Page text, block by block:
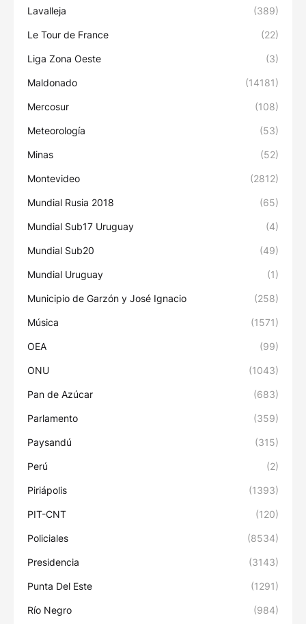
Lavalleja (389)
Le Tour de France (22)
Liga Zona Oeste (3)
Maldonado (14181)
Mercosur (108)
Meteorología (53)
Minas (52)
Montevideo (2812)
Mundial Rusia 2018 (65)
Mundial Sub17 Uruguay (4)
Mundial Sub20 (49)
Mundial Uruguay (1)
Municipio de Garzón y José Ignacio (258)
Música (1571)
OEA (99)
ONU (1043)
Pan de Azúcar (683)
Parlamento (359)
Paysandú (315)
Perú (2)
Piriápolis (1393)
PIT-CNT (120)
Policiales (8534)
Presidencia (3143)
Punta Del Este (1291)
Río Negro (984)